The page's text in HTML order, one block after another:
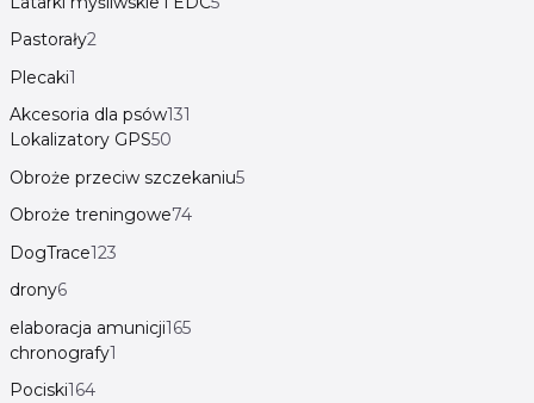
Pastorały2
Plecaki1
Akcesoria dla psów131
Lokalizatory GPS50
Obroże przeciw szczekaniu5
Obroże treningowe74
DogTrace123
drony6
elaboracja amunicji165
chronografy1
Pociski164